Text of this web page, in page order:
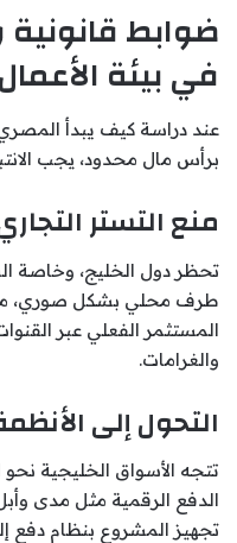
ضوابط
في بيئة
عند دراسة كيف يبدأ
برأس مال محدود، يجب
منع التستر
تحظر دول الخليج، وخاصة
طرف محلي بشكل صوري،
المستثمر الفعلي عبر
والغرامات.
التحول إلى
تتجه الأسواق الخليجية نحو
الدفع الرقمية مثل مدى
تجهيز المشروع بنظام دفع